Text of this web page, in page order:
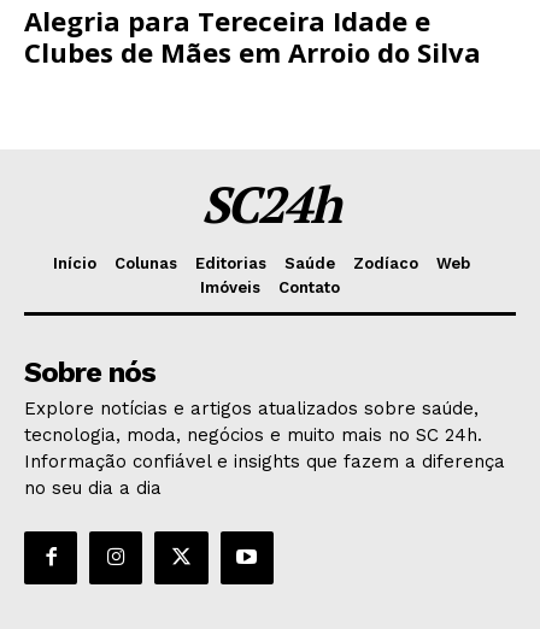
Alegria para Tereceira Idade e
Clubes de Mães em Arroio do Silva
SC24h
Início Colunas Editorias Saúde Zodíaco
Web
Imóveis
Contato
Sobre nós
Explore notícias e artigos atualizados sobre saúde,
tecnologia, moda, negócios e muito mais no SC 24h.
Informação confiável e insights que fazem a diferença
no seu dia a dia